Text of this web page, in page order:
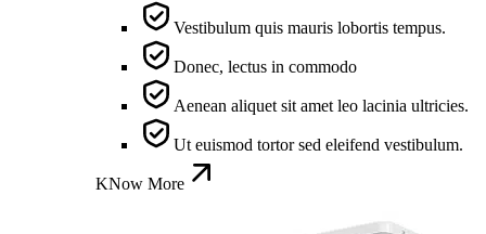
Vestibulum quis mauris lobortis tempus.
Donec, lectus in commodo
Aenean aliquet sit amet leo lacinia ultricies.
Ut euismod tortor sed eleifend vestibulum.
KNow More